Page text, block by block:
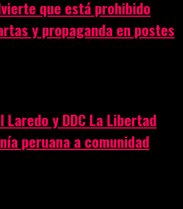
que está prohibido
y propaganda en postes
y DDC La Libertad
peruana a comunidad